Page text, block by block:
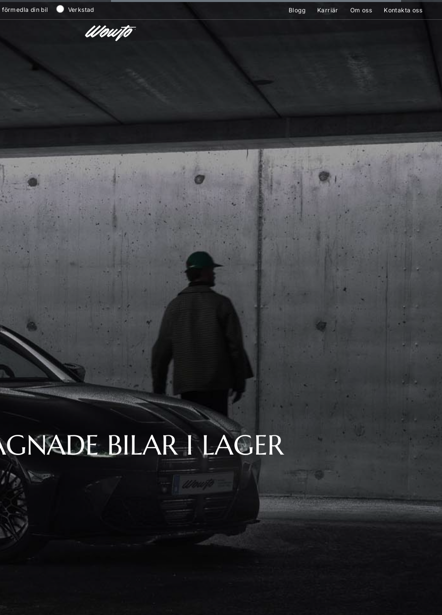
förmedla din bil Verkstad Blogg Karriär Om oss Kontakta oss
BILAR I LAGER